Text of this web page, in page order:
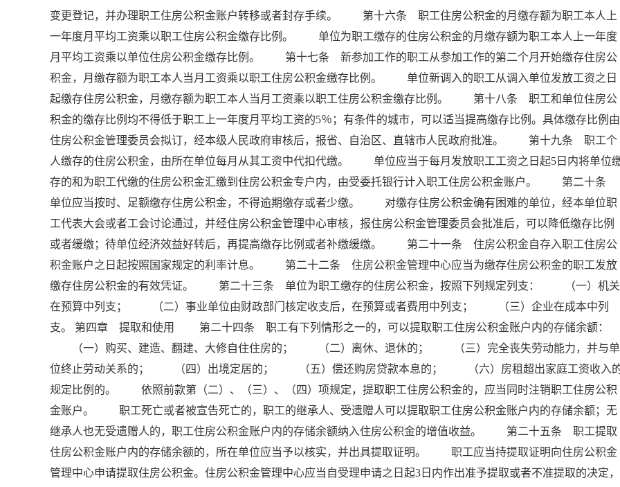
变更登记，并办理职工住房公积金账户转移或者封存手续。 第十六条 职工住房公积金的月缴存额为职工本人上
一年度月平均工资乘以职工住房公积金缴存比例。 单位为职工缴存的住房公积金的月缴存额为职工本人上一年度
月平均工资乘以单位住房公积金缴存比例。 第十七条 新参加工作的职工从参加工作的第二个月开始缴存住房公
积金，月缴存额为职工本人当月工资乘以职工住房公积金缴存比例。 单位新调入的职工从调入单位发放工资之日
起缴存住房公积金，月缴存额为职工本人当月工资乘以职工住房公积金缴存比例。 第十八条 职工和单位住房公
积金的缴存比例均不得低于职工上一年度月平均工资的5％；有条件的城市，可以适当提高缴存比例。具体缴存比例由
住房公积金管理委员会拟订，经本级人民政府审核后，报省、自治区、直辖市人民政府批准。 第十九条 职工个
人缴存的住房公积金，由所在单位每月从其工资中代扣代缴。 单位应当于每月发放职工工资之日起5日内将单位
存的和为职工代缴的住房公积金汇缴到住房公积金专户内，由受委托银行计入职工住房公积金账户。 第二十条
单位应当按时、足额缴存住房公积金，不得逾期缴存或者少缴。 对缴存住房公积金确有困难的单位，经本单位职
工代表大会或者工会讨论通过，并经住房公积金管理中心审核，报住房公积金管理委员会批准后，可以降低缴存比例
或者缓缴；待单位经济效益好转后，再提高缴存比例或者补缴缓缴。 第二十一条 住房公积金自存入职工住房公
积金账户之日起按照国家规定的利率计息。 第二十二条 住房公积金管理中心应当为缴存住房公积金的职工发放
缴存住房公积金的有效凭证。 第二十三条 单位为职工缴存的住房公积金，按照下列规定列支： （一）机关
在预算中列支； （二）事业单位由财政部门核定收支后，在预算或者费用中列支； （三）企业在成本中列
支。 第四章 提取和使用 第二十四条 职工有下列情形之一的，可以提取职工住房公积金账户内的存储余额：
（一）购买、建造、翻建、大修自住住房的； （二）离休、退休的； （三）完全丧失劳动能力，并与单
位终止劳动关系的； （四）出境定居的； （五）偿还购房贷款本息的； （六）房租超出家庭工资收入
规定比例的。 依照前款第（二）、（三）、（四）项规定，提取职工住房公积金的，应当同时注销职工住房公积
金账户。 职工死亡或者被宣告死亡的，职工的继承人、受遗赠人可以提取职工住房公积金账户内的存储余额；无
继承人也无受遗赠人的，职工住房公积金账户内的存储余额纳入住房公积金的增值收益。 第二十五条 职工提取
住房公积金账户内的存储余额的，所在单位应当予以核实，并出具提取证明。 职工应当持提取证明向住房公积金
管理中心申请提取住房公积金。住房公积金管理中心应当自受理申请之日起3日内作出准予提取或者不准提取的决定，